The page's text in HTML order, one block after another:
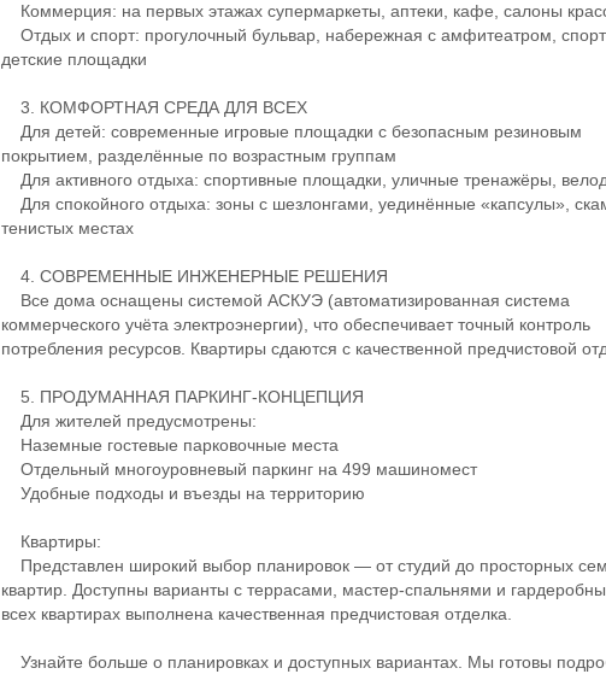
Коммерция: на первых этажах супермаркеты, аптеки, кафе, салоны
Отдых и спорт: прогулочный бульвар, набережная с амфитеатром,
детские площадки
3. КОМФОРТНАЯ СРЕДА ДЛЯ ВСЕХ
Для детей: современные игровые площадки с безопасным резиновым
покрытием, разделённые по возрастным группам
Для активного отдыха: спортивные площадки, уличные тренажёры,
Для спокойного отдыха: зоны с шезлонгами, уединённые «капсулы»,
тенистых местах
4. СОВРЕМЕННЫЕ ИНЖЕНЕРНЫЕ РЕШЕНИЯ
Все дома оснащены системой АСКУЭ (автоматизированная система
коммерческого учёта электроэнергии), что обеспечивает точный контроль
потребления ресурсов. Квартиры сдаются с качественной предчистовой
5. ПРОДУМАННАЯ ПАРКИНГ-КОНЦЕПЦИЯ
Для жителей предусмотрены:
Наземные гостевые парковочные места
Отдельный многоуровневый паркинг на 499 машиномест
Удобные подходы и въезды на территорию
Квартиры:
Представлен широкий выбор планировок — от студий до просторных
квартир. Доступны варианты с террасами, мастер-спальнями и
всех квартирах выполнена качественная предчистовая отделка.
Узнайте больше о планировках и доступных вариантах. Мы готовы